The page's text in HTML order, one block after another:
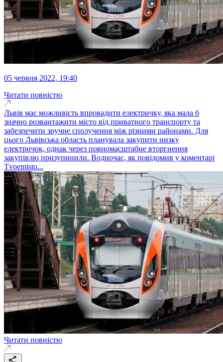
05 червня 2022, 19:40
Читати повністю
Львів має можливість впровадити електричку, яка мала б
значно розвантажити місто від приватного транспорту та
забезпечити зручне сполучення між різними районами. Для
цього Львівська область планувала закупити низку
електричок, однак через повномасштабне вторгнення
закупівлю призупинили. Водночас, як повідомив у коментарі
Tvoemisto...
Читати повністю